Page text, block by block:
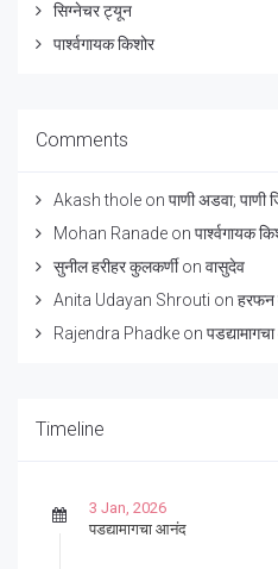
सिग्नेचर ट्यून
पार्श्वगायक किशोर
Comments
Akash thole on पाणी अडवा; पाणी
Mohan Ranade on पार्श्वगायक
सुनील हरीहर कुलकर्णीon वासुदेव
Anita Udayan Shrouti on हरफन
Rajendra Phadke on
Timeline
3 Jan, 2026
पडद्यामागचा आनंद